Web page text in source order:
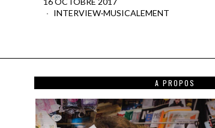
INTERVIEW·MUSICALEMENT
A PROPOS